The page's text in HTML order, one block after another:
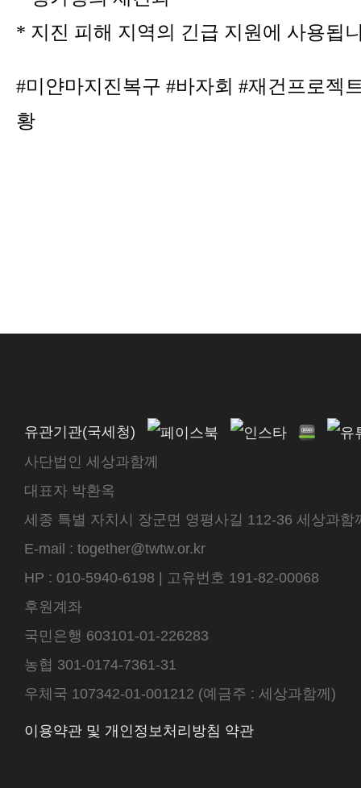
* 지진 피해 지역의 긴급 지원에 사용됩
#미얀마지진복구 #바자회 #재건프로젝
황
유관기관(국세청)
사단법인 세상과함께
대표자 박환옥
세종 특별 자치시 장군면 영평사길 112-36 세상과
E-mail : together@twtw.or.kr
HP : 010-5940-6198 | 고유번호 191-82-00068
후원계좌
국민은행 603101-01-226283
농협 301-0174-7361-31
우체국 107342-01-001212 (예금주 : 세상과함께)
이용약관 및 개인정보처리방침 약관